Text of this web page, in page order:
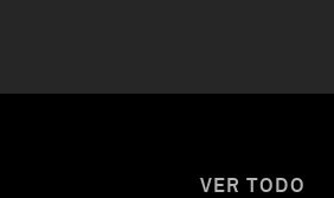
VER TODO